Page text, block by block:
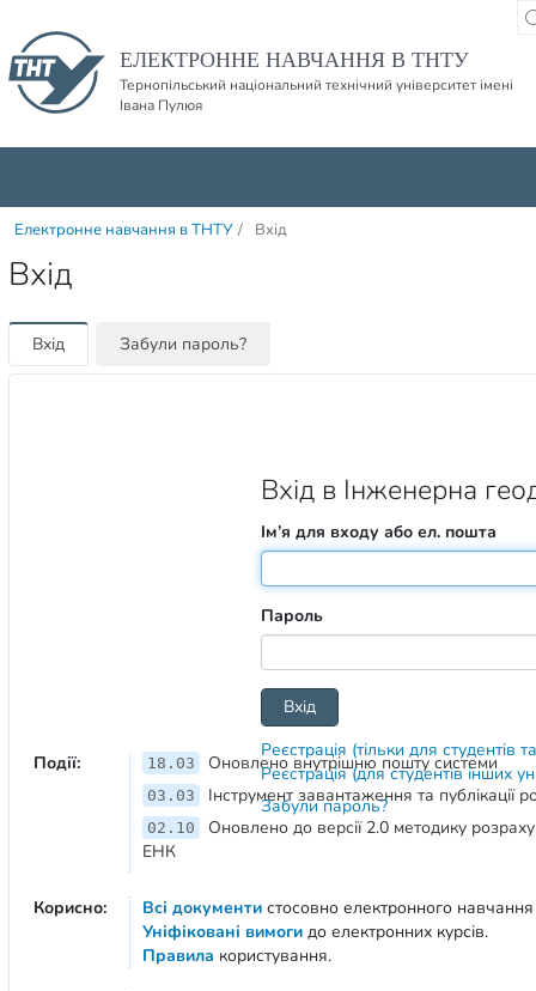
ЕЛЕКТРОННЕ НАВЧАННЯ В ТНТУ
Тернопільський національний технічний університет імені
Івана Пулюя
Електронне навчання в ТНТУ / Вхід
Вхід
Вхід Забули пароль?
Вхід в Інженерна
Ім’я для входу або ел. пошта
Пароль
Реєстрація (тільки для студентів
Реєстрація (для студентів інших
Забули пароль?
Події: 18.03 Оновлено внутрішню пошту системи
03.03 Інструмент завантаження та публікації
02.10
Оновлено до версії 2.0 методику
ЕНК
Корисно: Всі документи стосовно електронного
Уніфіковані вимоги до електронних курсів.
Правила користування.